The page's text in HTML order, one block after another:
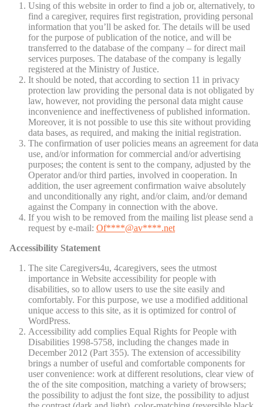
Using of this website in order to find a job or, alternatively, to
find a caregiver, requires first registration, providing personal
information that you’ll be asked for. The details will be used
for the purpose of publication of the notice, and will be
transferred to the database of the company – for direct mail
services purposes. The database of the company is legally
registered at the Ministry of Justice.
It should be noted, that according to section 11 in privacy
protection law providing the personal data is not obligated by
law, however, not providing the personal data might cause
inconvenience and ineffectiveness of published information.
Moreover, it is not possible to use this site without providing
data bases, as required, and making the initial registration.
The confirmation of user policies means an agreement for data
use, and/or information for commercial and/or advertising
purposes; the content is sent to the company, adjusted by the
Operator and/or third parties, involved in cooperation. In
addition, the user agreement confirmation waive absolutely
and unconditionally any right, and/or claim, and/or demand
against the Company in connection with the above.
If you wish to be removed from the mailing list please send a
request by e-mail: Of****@av****.net
Accessibility Statement
The site Caregivers4u, 4caregivers, sees the utmost
importance in Website accessibility for people with
disabilities, so to allow users to use the site easily and
comfortably. For this purpose, we use a modified additional
unique access to this site, as it is optimized for control of
WordPress.
Accessibility add complies Equal Rights for People with
Disabilities 1998-5758, including the changes made in
December 2012 (Part 355). The extension of accessibility
brings a number of useful and comfortable components for
user convenience: work at different resolutions, clear view of
the of the site composition, matching a variety of browsers;
the possibility to adjust the font size, the possibility to adjust